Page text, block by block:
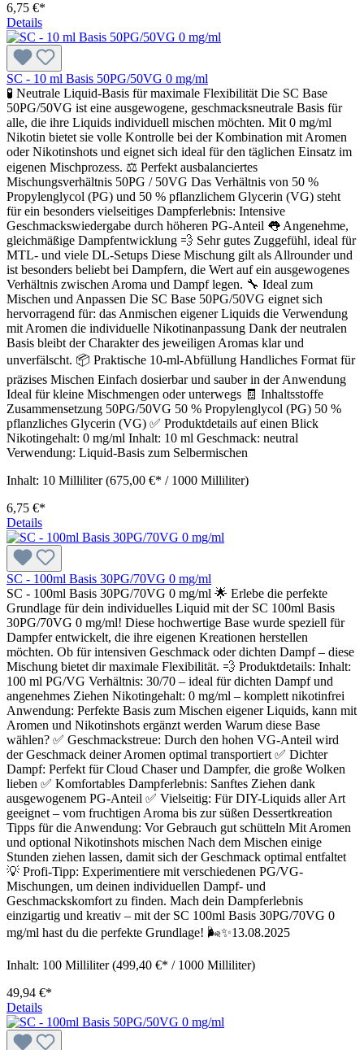
6,75 €*
Details
SC - 10 ml Basis 50PG/50VG 0 mg/ml
🧪 Neutrale Liquid-Basis für maximale Flexibilität Die SC Base
50PG/50VG ist eine ausgewogene, geschmacksneutrale Basis für
alle, die ihre Liquids individuell mischen möchten. Mit 0 mg/ml
Nikotin bietet sie volle Kontrolle bei der Kombination mit Aromen
oder Nikotinshots und eignet sich ideal für den täglichen Einsatz im
eigenen Mischprozess. ⚖️ Perfekt ausbalanciertes
Mischungsverhältnis 50PG / 50VG Das Verhältnis von 50 %
Propylenglycol (PG) und 50 % pflanzlichem Glycerin (VG) steht
für ein besonders vielseitiges Dampferlebnis: Intensive
Geschmackswiedergabe durch höheren PG-Anteil 👅 Angenehme,
gleichmäßige Dampfentwicklung 💨 Sehr gutes Zuggefühl, ideal für
MTL- und viele DL-Setups Diese Mischung gilt als Allrounder und
ist besonders beliebt bei Dampfern, die Wert auf ein ausgewogenes
Verhältnis zwischen Aroma und Dampf legen. 🔧 Ideal zum
Mischen und Anpassen Die SC Base 50PG/50VG eignet sich
hervorragend für: das Anmischen eigener Liquids die Verwendung
mit Aromen die individuelle Nikotinanpassung Dank der neutralen
Basis bleibt der Charakter des jeweiligen Aromas klar und
unverfälscht. 📦 Praktische 10-ml-Abfüllung Handliches Format für
präzises Mischen Einfach dosierbar und sauber in der Anwendung
Ideal für kleine Mischmengen oder unterwegs 🧾 Inhaltsstoffe
Zusammensetzung 50PG/50VG 50 % Propylenglycol (PG) 50 %
pflanzliches Glycerin (VG) ✅ Produktdetails auf einen Blick
Nikotingehalt: 0 mg/ml Inhalt: 10 ml Geschmack: neutral
Verwendung: Liquid-Basis zum Selbermischen
Inhalt: 10 Milliliter(675,00 €* / 1000 Milliliter)
6,75 €*
Details
SC - 100ml Basis 30PG/70VG 0 mg/ml
SC - 100ml Basis 30PG/70VG 0 mg/ml 🌟 Erlebe die perfekte
Grundlage für dein individuelles Liquid mit der SC 100ml Basis
30PG/70VG 0 mg/ml! Diese hochwertige Base wurde speziell für
Dampfer entwickelt, die ihre eigenen Kreationen herstellen
möchten. Ob für intensiven Geschmack oder dichten Dampf – diese
Mischung bietet dir maximale Flexibilität. 💨 Produktdetails: Inhalt:
100 ml PG/VG Verhältnis: 30/70 – ideal für dichten Dampf und
angenehmes Ziehen Nikotingehalt: 0 mg/ml – komplett nikotinfrei
Anwendung: Perfekte Basis zum Mischen eigener Liquids, kann mit
Aromen und Nikotinshots ergänzt werden Warum diese Base
wählen? ✅ Geschmackstreue: Durch den hohen VG-Anteil wird
der Geschmack deiner Aromen optimal transportiert ✅ Dichter
Dampf: Perfekt für Cloud Chaser und Dampfer, die große Wolken
lieben ✅ Komfortables Dampferlebnis: Sanftes Ziehen dank
ausgewogenem PG-Anteil ✅ Vielseitig: Für DIY-Liquids aller Art
geeignet – vom fruchtigen Aroma bis zur süßen Dessertkreation
Tipps für die Anwendung: Vor Gebrauch gut schütteln Mit Aromen
und optional Nikotinshots mischen Nach dem Mischen einige
Stunden ziehen lassen, damit sich der Geschmack optimal entfaltet
💡 Profi-Tipp: Experimentiere mit verschiedenen PG/VG-
Mischungen, um deinen individuellen Dampf- und
Geschmackskomfort zu finden. Mach dein Dampferlebnis
einzigartig und kreativ – mit der SC 100ml Basis 30PG/70VG 0
mg/ml hast du die perfekte Grundlage! 🌬️✨13.08.2025
Inhalt: 100 Milliliter(499,40 €* / 1000 Milliliter)
49,94 €*
Details